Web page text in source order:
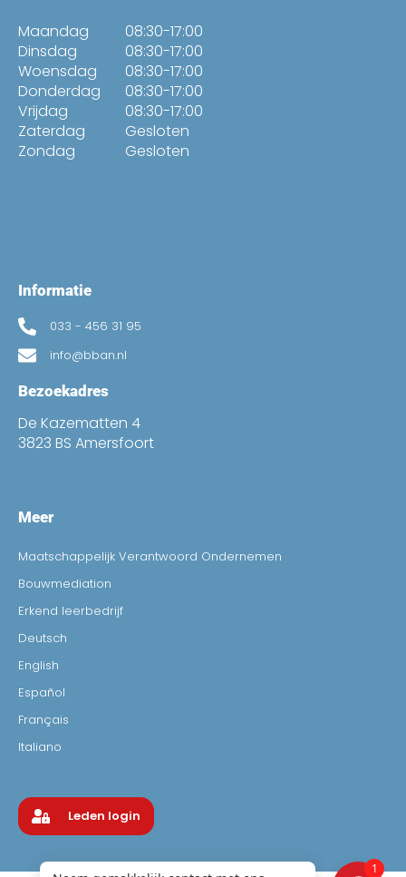
Maandag
Dinsdag
Woensdag
Donderdag
Vrijdag
Zaterdag
Zondag
08:30-17:00
08:30-17:00
08:30-17:00
08:30-17:00
08:30-17:00
Gesloten
Gesloten
Informatie
033 - 456 31 95
info@bban.nl
Bezoekadres
De Kazematten 4
3823 BS Amersfoort
Meer
Maatschappelijk Verantwoord Ondernemen
Bouwmediation
Erkend leerbedrijf
Deutsch
English
Español
Français
Italiano
Leden login